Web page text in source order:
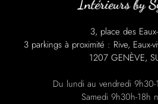
3, place des
3 parkings à proximité : Rive,
1207 GENÈVE,
Du lundi au vendredi
Samedi 9h30h-18h